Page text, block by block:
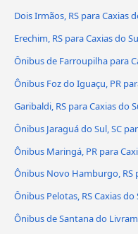
Dois Irmãos, RS para Caxias
Erechim, RS para Caxias do
Ônibus de Farroupilha para
Ônibus Foz do Iguaçu, PR
Garibaldi, RS para Caxias do
Ônibus Jaraguá do Sul, SC
Ônibus Maringá, PR para
Ônibus Novo Hamburgo, RS
Ônibus Pelotas, RS Caxias do
Ônibus de Santana do